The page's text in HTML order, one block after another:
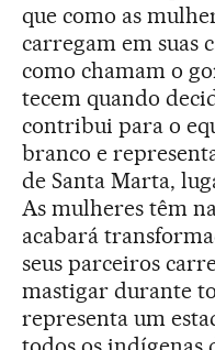
que como as
carregam em suas
como chamam o
tecem quando
contribui para o
branco e
de Santa Marta,
As mulheres têm
acabará
seus parceiros
mastigar durante
representa um